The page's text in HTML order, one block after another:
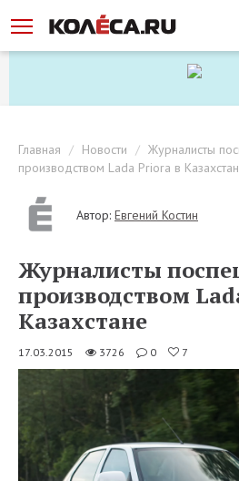
Главная Новости
Журналисты
производством Lada Priora в
Автор: Евгений Костин
Журналисты
производством
Казахстане
17.03.2015 3726 0 7